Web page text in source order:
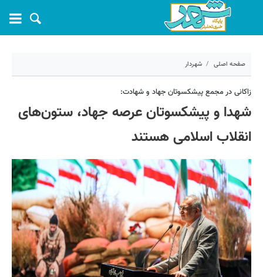
صفحه اصلی شهردار
۵ مهر ۱۴۰۴ - ۱۳:۵۲
کد مطلب:72812
زاکانی در مجمع پیشکسوتان جهاد و شهادت:
شهدا و پیشکسوتان عرصه جهاد، ستون‌های
انقلاب اسلامی هستند